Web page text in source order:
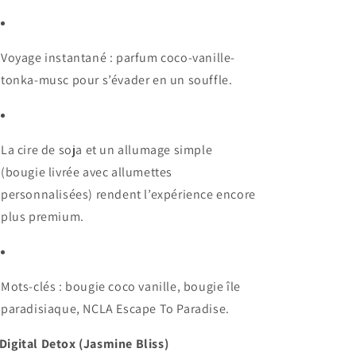
Voyage instantané : parfum coco-vanille-
tonka-musc pour s’évader en un souffle.
La cire de soja et un allumage simple
(bougie livrée avec allumettes
personnalisées) rendent l’expérience encore
plus premium.
Mots-clés : bougie coco vanille, bougie île
paradisiaque, NCLA Escape To Paradise.
Detox (Jasmine Bliss)